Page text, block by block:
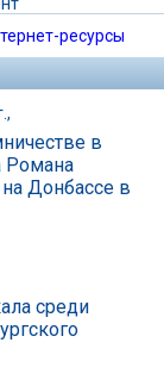
ресурсы
в
Романа
Донбассе в
среди